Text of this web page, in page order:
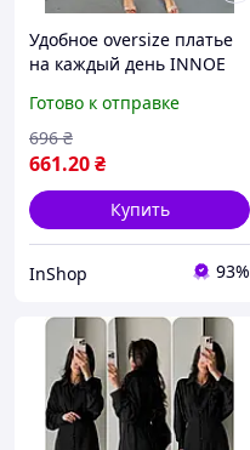
Удобное oversize платье
на каждый день INNOE
серое
Готово к отправке
661.20₴
696 ₴
Купить
InShop 93%